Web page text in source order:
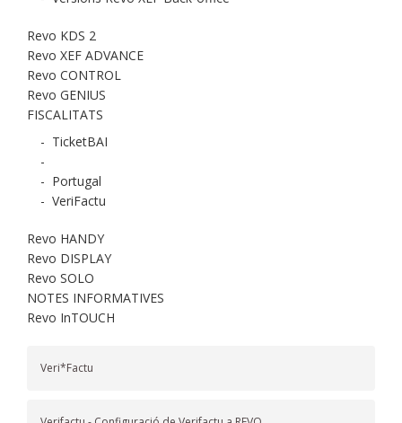
Revo KDS 2
Revo XEF ADVANCE
Revo CONTROL
Revo GENIUS
FISCALITATS
- TicketBAI
-
- Portugal
- VeriFactu
Revo HANDY
Revo DISPLAY
Revo SOLO
NOTES INFORMATIVES
Revo InTOUCH
Veri*Factu